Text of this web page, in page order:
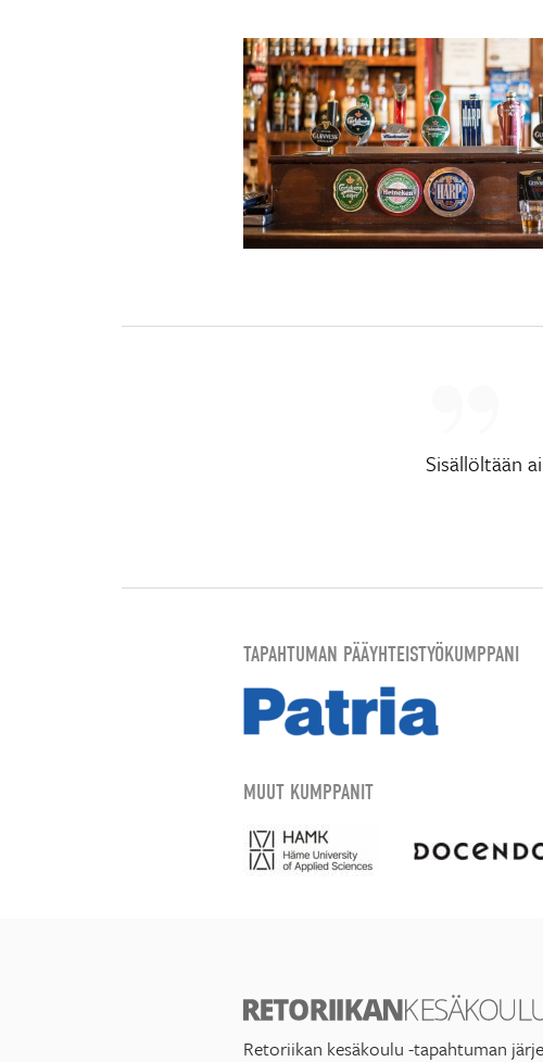
Sisällöltään
TAPAHTUMAN PÄÄYHTEISTYÖKUMPPANI
MUUT KUMPPANIT
Retoriikan kesäkoulu -tapahtuman